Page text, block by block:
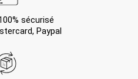
sécurisé
Paypal